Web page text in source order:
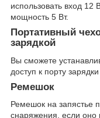
использовать вход 12
мощность 5 Вт.
Портативный
зарядкой
Вы сможете
доступ к порту
Ремешок
Ремешок на запястье
снаряжения, если оно